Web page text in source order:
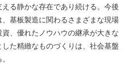
る静かな存在であり続ける。今後
基板製造に関わるさまざまな現場
、優れたノウハウの継承が大きな
た精緻なものづくりは、社会基盤